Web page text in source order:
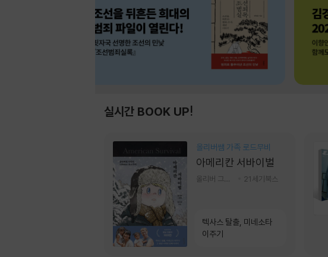
실시간 BOOK UP!
올리버쌤 가족 로드무비
아메리칸 서바이벌
21세기북스
텍사스 탈출, 미네소타
이주기